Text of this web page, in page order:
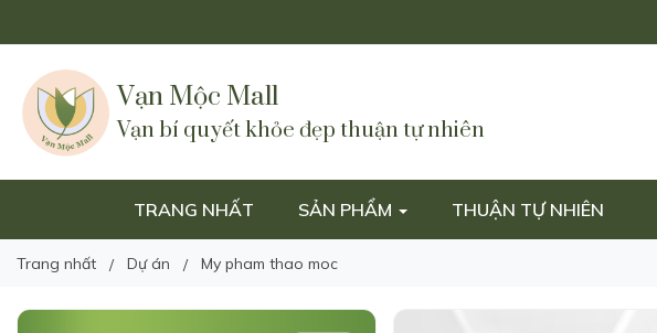
Vạn Mộc Mall
Vạn bí quyết khỏe đẹp thuận tự nhiên
TRANG NHẤT SẢN PHẨM THUẬN TỰ NHIÊN
Trang nhất Dự án My pham thao moc